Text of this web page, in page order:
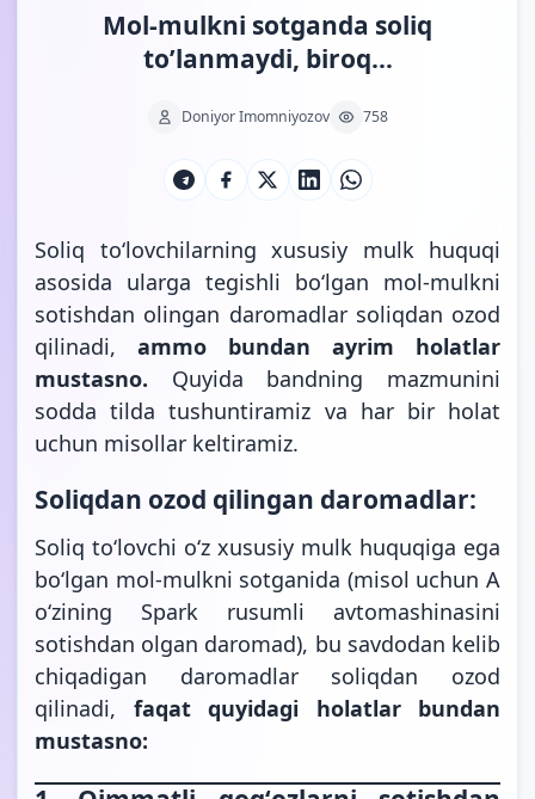
Mol-mulkni sotganda soliq
to’lanmaydi, biroq…
Doniyor Imomniyozov 758
Soliq toʻlovchilarning xususiy mulk huquqi
asosida ularga tegishli boʻlgan mol-mulkni
sotishdan olingan daromadlar soliqdan ozod
qilinadi, ammo bundan ayrim holatlar
mustasno. Quyida bandning mazmunini
sodda tilda tushuntiramiz va har bir holat
uchun misollar keltiramiz.
Soliqdan ozod qilingan daromadlar:
Soliq toʻlovchi oʻz xususiy mulk huquqiga ega
boʻlgan mol-mulkni sotganida (misol uchun A
oʻzining Spark rusumli avtomashinasini
sotishdan olgan daromad), bu savdodan kelib
chiqadigan daromadlar soliqdan ozod
qilinadi, faqat quyidagi holatlar bundan
mustasno: